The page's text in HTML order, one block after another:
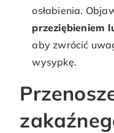
osłabienia.
przeziębieniem
aby zwrócić
wysypkę.